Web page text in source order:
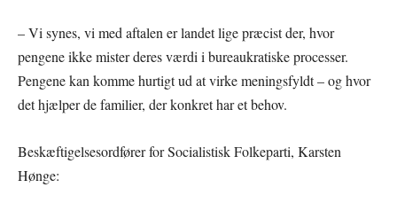
– Vi synes, vi med aftalen er landet lige præcist der, hvor
pengene ikke mister deres værdi i bureaukratiske processer.
Pengene kan komme hurtigt ud at virke meningsfyldt – og hvor
det hjælper de familier, der konkret har et behov.
Beskæftigelsesordfører for Socialistisk Folkeparti, Karsten
Hønge: